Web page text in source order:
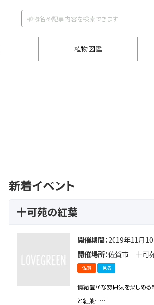
植物図鑑
新着イベント
十可苑の紅葉
開催期間：2019年11月
開催場所：佐賀市 十可
佐賀 見る
情緒豊かな雰囲気を楽しめる
と紅葉……